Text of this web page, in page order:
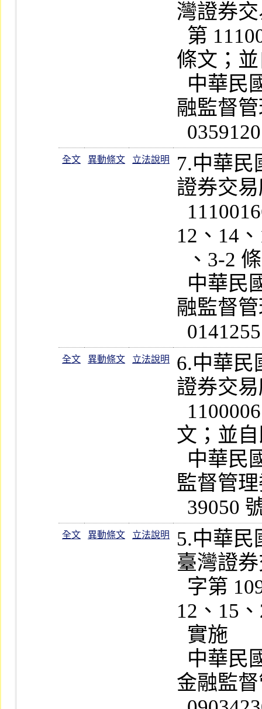
灣證券
條文；
融監督
全文 異動條文 立法說明
7.中華民
證券交
12、14
融監督
全文 異動條文 立法說明
6.中華民
證券交
文；並
監督管
全文 異動條文 立法說明
5.中華民
臺灣證
12、15
金融監